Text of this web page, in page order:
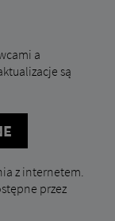
a
są
z internetem.
przez